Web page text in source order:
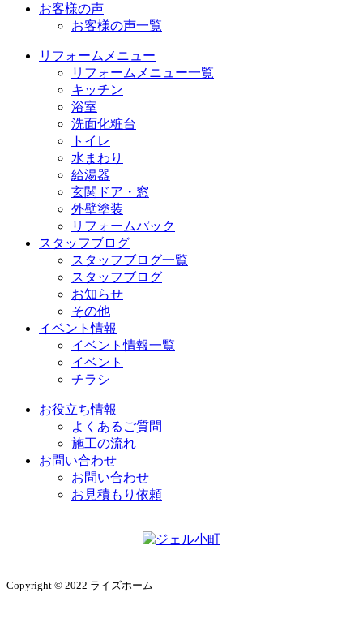
お客様の声
お客様の声一覧
リフォームメニュー
リフォームメニュー一覧
キッチン
浴室
洗面化粧台
トイレ
水まわり
給湯器
玄関ドア・窓
外壁塗装
リフォームパック
スタッフブログ
スタッフブログ一覧
スタッフブログ
お知らせ
その他
イベント情報
イベント情報一覧
イベント
チラシ
お役立ち情報
よくあるご質問
施工の流れ
お問い合わせ
お問い合わせ
お見積もり依頼
Copyright © 2022 ライズホーム